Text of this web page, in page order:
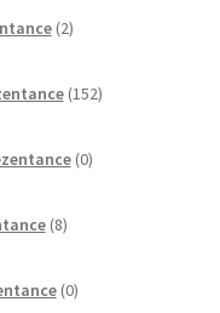
2izdelka
152izdelkov
0izdelkov
8izdelkov
0izdelkov